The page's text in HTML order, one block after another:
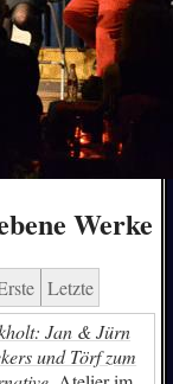
Werke
Letzte
Jan & Jürn
und Törf zum